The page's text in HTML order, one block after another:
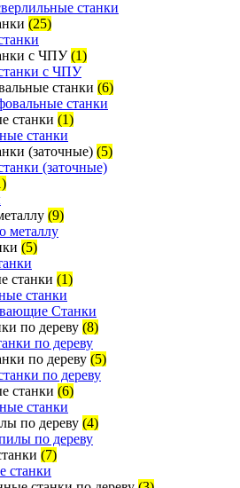
(25)
с ЧПУ(1)
станки (6)
станки (1)
(заточные) (5)
(9)
(5)
станки (1)
Станки
по дереву (8)
по дереву (5)
станки (6)
по дереву (4)
(7)